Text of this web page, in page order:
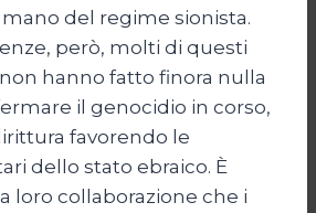
del regime sionista.
però, molti di questi
hanno fatto finora nulla
il genocidio in corso,
favorendo le
dello stato ebraico. È
loro collaborazione che i